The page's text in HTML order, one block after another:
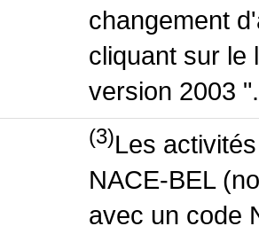
changement
cliquant sur le
version 2003 ".
(3)Les
NACE-BEL
avec un code